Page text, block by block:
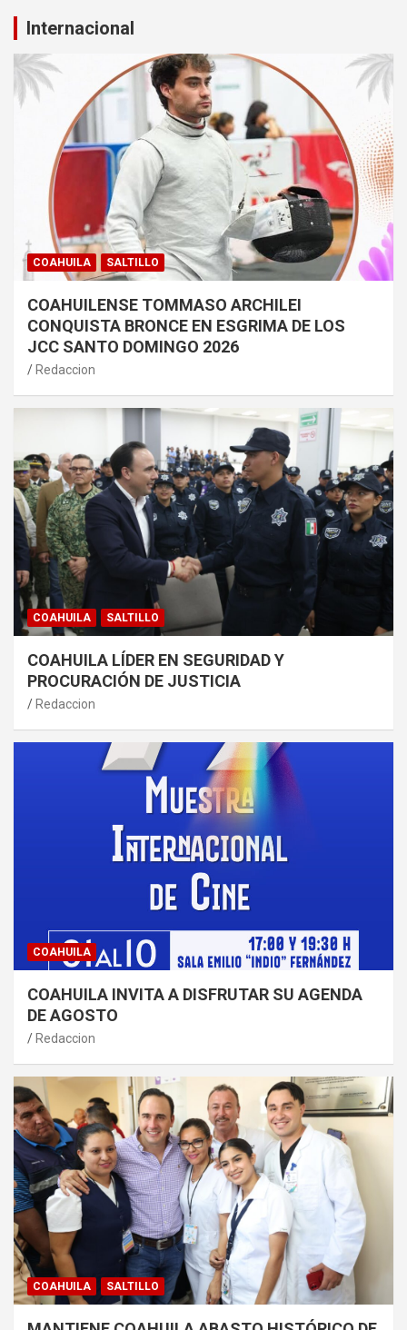
Internacional
COAHUILA SALTILLO
COAHUILENSE TOMMASO ARCHILEI
CONQUISTA BRONCE EN ESGRIMA DE LOS
JCC SANTO DOMINGO 2026
Redaccion
COAHUILA SALTILLO
COAHUILA LÍDER EN SEGURIDAD Y
PROCURACIÓN DE JUSTICIA
Redaccion
COAHUILA
COAHUILA INVITA A DISFRUTAR SU AGENDA
DE AGOSTO
Redaccion
COAHUILA SALTILLO